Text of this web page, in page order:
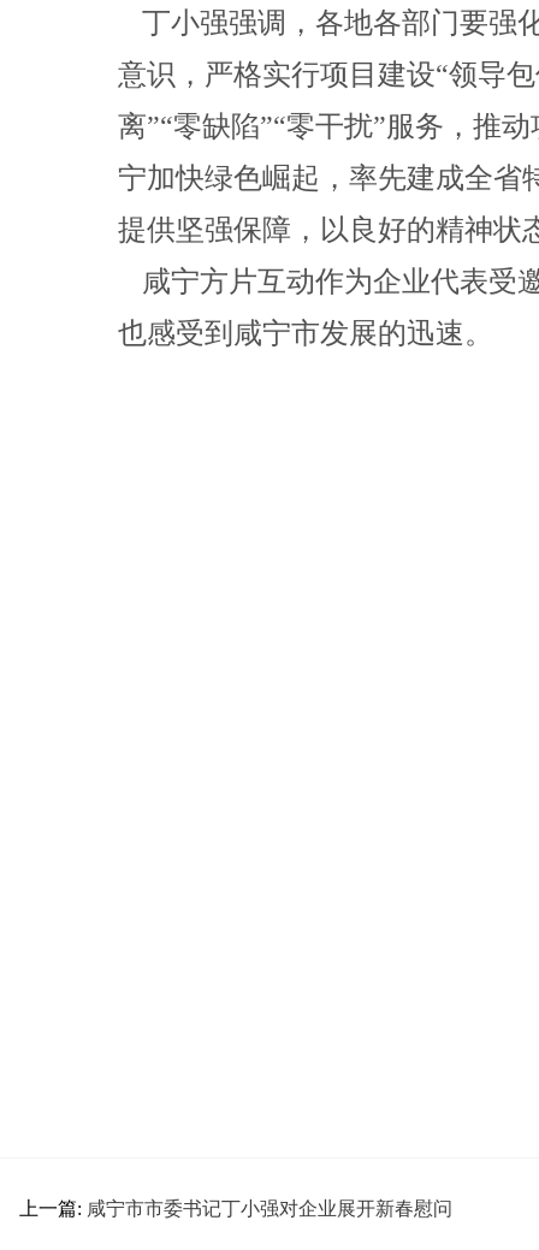
丁小强强调，各地各部门要强
意识，严格实行项目建设“领导
离”“零缺陷”“零干扰”服务，推
宁加快绿色崛起，率先建成全省
提供坚强保障，以良好的精神状
咸宁方片互动作为企业代表受
也感受到咸宁市发展的迅速。
上一篇: 咸宁市市委书记丁小强对企业展开新春慰问